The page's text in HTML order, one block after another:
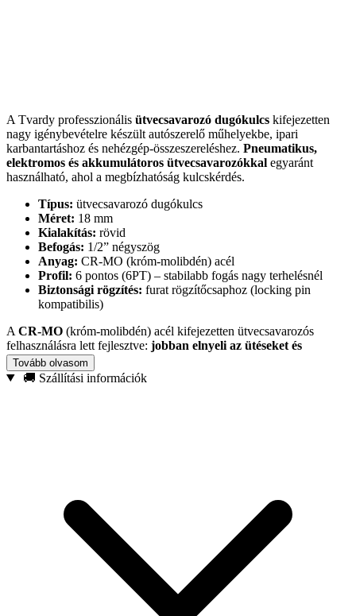
A Tvardy professzionális ütvecsavarozó dugókulcs kifejezetten
nagy igénybevételre készült autószerelő műhelyekbe, ipari
karbantartáshoz és nehézgép-összeszereléshez. Pneumatikus,
elektromos és akkumulátoros ütvecsavarozókkal egyaránt
használható, ahol a megbízhatóság kulcskérdés.
Típus: ütvecsavarozó dugókulcs
Méret: 18 mm
Kialakítás: rövid
Befogás: 1/2” négyszög
Anyag: CR-MO (króm-molibdén) acél
Profil: 6 pontos (6PT) – stabilabb fogás nagy terhelésnél
Biztonsági rögzítés: furat rögzítőcsaphoz (locking pin
kompatibilis)
A CR-MO (króm-molibdén) acél kifejezetten ütvecsavarozós
felhasználásra lett fejlesztve: jobban elnyeli az ütéseket és
rezgéseket, így kisebb a repedés, deformáció és idő előtti kopás
kockázata. Pontos illeszkedésének köszönhetően
Tovább olvasom
🚚 Szállítási információk